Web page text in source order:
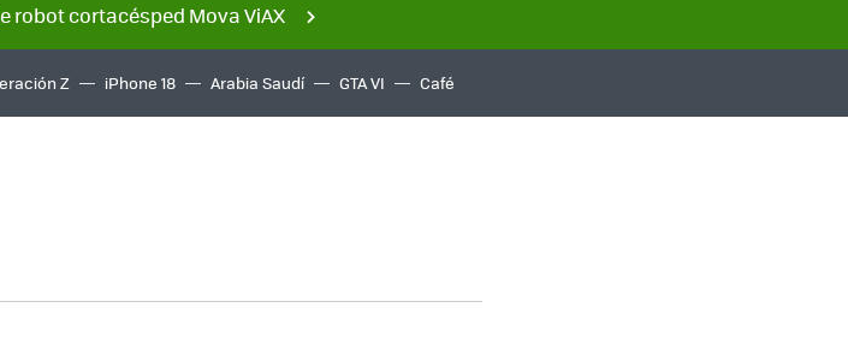
robot cortacésped Mova ViAX
Z iPhone 18 Arabia Saudí GTA VI Café